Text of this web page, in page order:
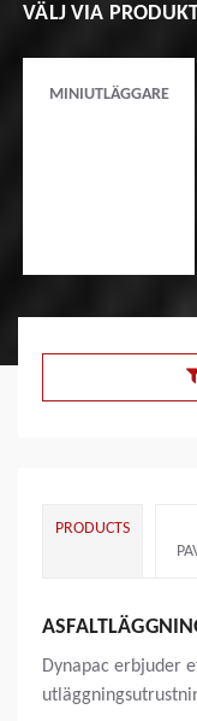
VÄLJ VIA
MINIUTLÄGGARE
PRODUCTS
Dynapac erbjuder